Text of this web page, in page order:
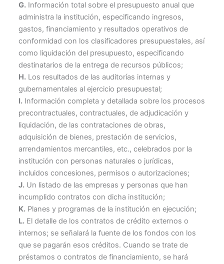
G. Información total sobre el presupuesto anual que
administra la institución, especificando ingresos,
gastos, financiamiento y resultados operativos de
conformidad con los clasificadores presupuestales, así
como liquidación del presupuesto, especificando
destinatarios de la entrega de recursos públicos;
H. Los resultados de las auditorías internas y
gubernamentales al ejercicio presupuestal;
I. Información completa y detallada sobre los procesos
precontractuales, contractuales, de adjudicación y
liquidación, de las contrataciones de obras,
adquisición de bienes, prestación de servicios,
arrendamientos mercantiles, etc., celebrados por la
institución con personas naturales o jurídicas,
incluidos concesiones, permisos o autorizaciones;
J. Un listado de las empresas y personas que han
incumplido contratos con dicha institución;
K. Planes y programas de la institución en ejecución;
L. El detalle de los contratos de crédito externos o
internos; se señalará la fuente de los fondos con los
que se pagarán esos créditos. Cuando se trate de
préstamos o contratos de financiamiento, se hará